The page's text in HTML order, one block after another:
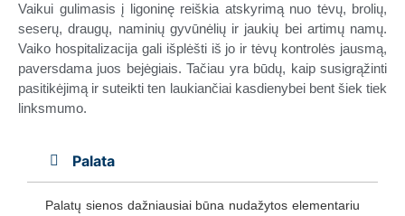
Vaikui gulimasis į ligoninę reiškia atskyrimą nuo tėvų, brolių,
seserų, draugų, naminių gyvūnėlių ir jaukių bei artimų namų.
Vaiko hospitalizacija gali išplėšti iš jo ir tėvų kontrolės jausmą,
paversdama juos bejėgiais. Tačiau yra būdų, kaip susigrąžinti
pasitikėjimą ir suteikti ten laukiančiai kasdienybei bent šiek tiek
linksmumo.
Palata
Palatų sienos dažniausiai būna nudažytos elementariu